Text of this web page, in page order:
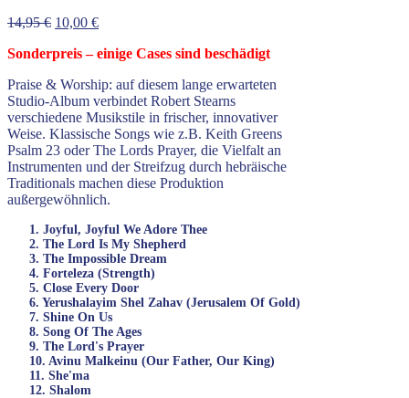
14,95€ Ursprünglicher
war:
10,00 €Aktueller
ist:
Sonderpreis – einige Cases sind beschädigt
Praise & Worship: auf diesem lange erwarteten
Studio-Album verbindet Robert Stearns
verschiedene Musikstile in frischer, innovativer
Weise. Klassische Songs wie z.B. Keith Greens
Psalm 23 oder The Lords Prayer, die Vielfalt an
Instrumenten und der Streifzug durch hebräische
Traditionals machen diese Produktion
außergewöhnlich.
1. Joyful, Joyful We Adore Thee
2. The Lord Is My Shepherd
3. The Impossible Dream
4. Forteleza (Strength)
5. Close Every Door
6. Yerushalayim Shel Zahav (Jerusalem Of Gold)
7. Shine On Us
8. Song Of The Ages
9. The Lord's Prayer
10. Avinu Malkeinu (Our Father, Our King)
11. She'ma
12. Shalom